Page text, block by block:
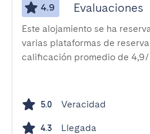
4.9 Evaluaciones
Este alojamiento se ha
varias plataformas de
calificación promedio de
5.0 Veracidad
4.3 Llegada